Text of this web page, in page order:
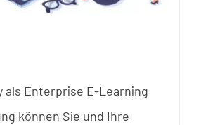
als Enterprise E-Learning
können Sie und Ihre